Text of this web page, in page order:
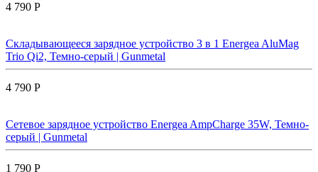
4 790 Р
Складывающееся зарядное устройство 3 в 1 Energea AluMag
Trio Qi2, Темно-серый | Gunmetal
4 790 Р
Сетевое зарядное устройство Energea AmpCharge 35W, Темно-
серый | Gunmetal
1 790 Р